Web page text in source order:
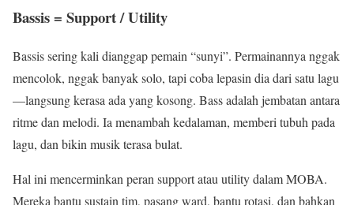
Bassis = Support / Utility
Bassis sering kali dianggap pemain “sunyi”. Permainannya nggak
mencolok, nggak banyak solo, tapi coba lepasin dia dari satu lagu
—langsung kerasa ada yang kosong. Bass adalah jembatan antara
ritme dan melodi. Ia menambah kedalaman, memberi tubuh pada
lagu, dan bikin musik terasa bulat.
Hal ini mencerminkan peran support atau utility dalam MOBA.
Mereka bantu sustain tim, pasang ward, bantu rotasi, dan bahkan